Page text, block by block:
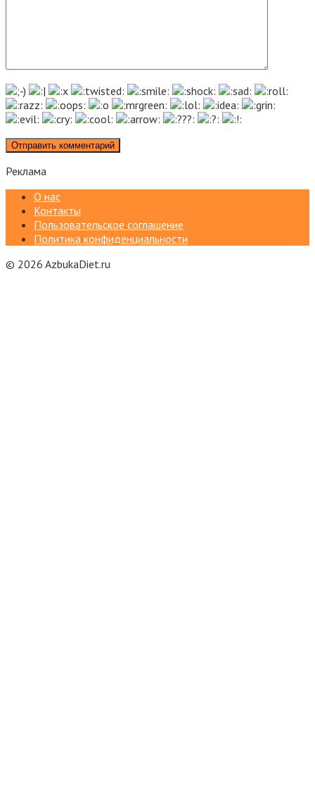
Реклама
О нас
Контакты
Пользовательское соглашение
Политика конфиденциальности
© 2026 AzbukaDiet.ru